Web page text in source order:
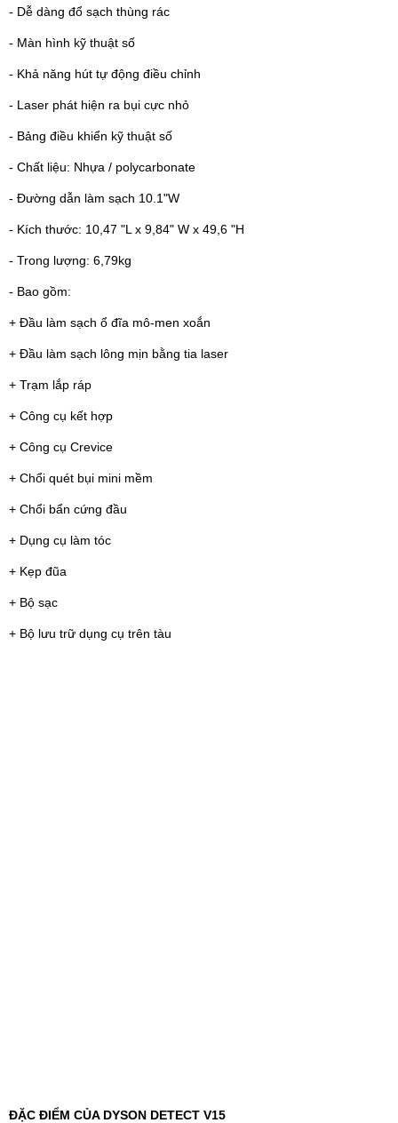
- Dễ dàng đổ sạch thùng rác
- Màn hình kỹ thuật số
- Khả năng hút tự động điều chỉnh
- Laser phát hiện ra bụi cực nhỏ
- Bảng điều khiển kỹ thuật số
- Chất liệu: Nhựa / polycarbonate
- Đường dẫn làm sạch 10.1"W
- Kích thước: 10,47 "L x 9,84" W x 49,6 "H
- Trong lượng: 6,79kg
- Bao gồm:
+ Đầu làm sạch ổ đĩa mô-men xoắn
+ Đầu làm sạch lông mịn bằng tia laser
+ Trạm lắp ráp
+ Công cụ kết hợp
+ Công cụ Crevice
+ Chổi quét bụi mini mềm
+ Chổi bẩn cứng đầu
+ Dụng cụ làm tóc
+ Kẹp đũa
+ Bộ sạc
+ Bộ lưu trữ dụng cụ trên tàu
ĐẶC ĐIỂM CỦA DYSON DETECT V15